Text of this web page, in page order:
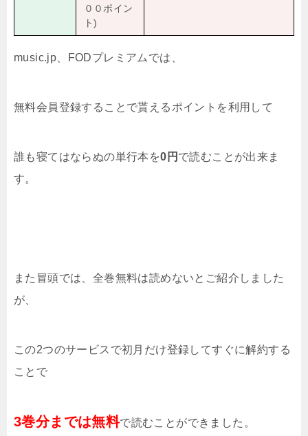
００ポイン
ト)
music.jp、FODプレミアムでは、
無料会員登録することで貰えるポイントを利用して
誰も寝てはならぬの単行本を0円 で読むことが出来ま
す。
また冒頭では、全巻無料は読めないとご紹介しました
が、
この2つのサービスで初月だけ登録してすぐに解約する
ことで
3巻分までは無料で読むことができました。